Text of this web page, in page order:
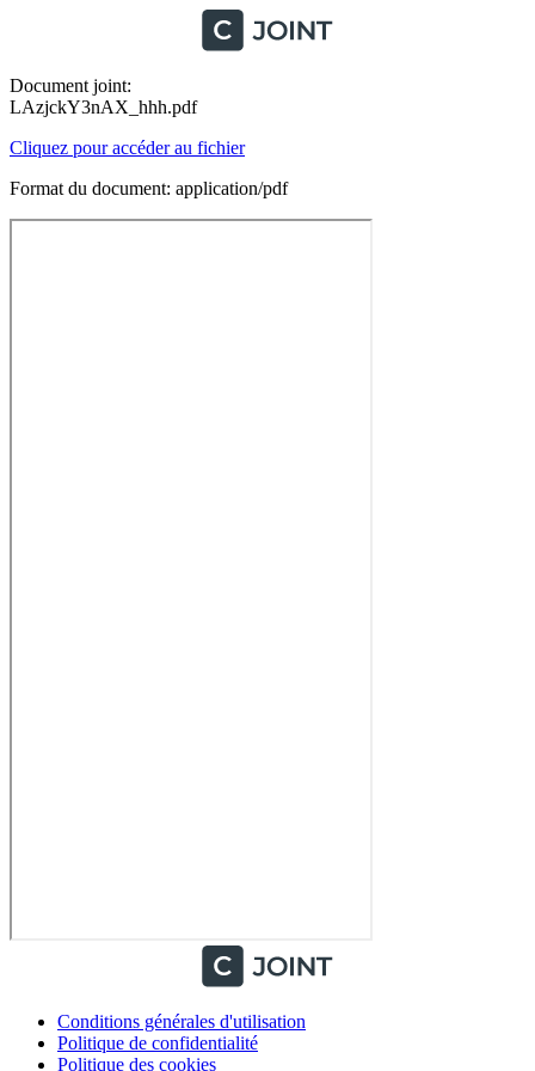
Document joint:
LAzjckY3nAX_hhh.pdf
Cliquez pour accéder au fichier
Format du document: application/pdf
Conditions générales d'utilisation
Politique de confidentialité
Politique des cookies